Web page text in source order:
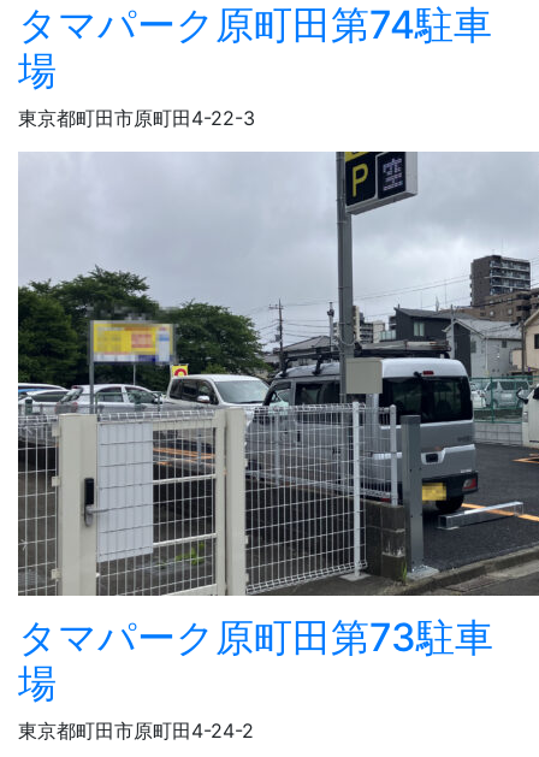
タマパーク原町田第74駐車
場
東京都町田市原町田4-22-3
タマパーク原町田第73駐車
場
東京都町田市原町田4-24-2